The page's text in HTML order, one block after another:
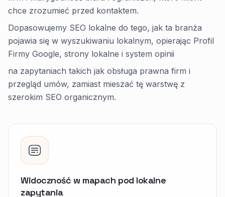
chce zrozumieć przed kontaktem.
Dopasowujemy SEO lokalne do tego, jak ta branża
pojawia się w wyszukiwaniu lokalnym, opierając Profil
Firmy Google, strony lokalne i system opinii
na zapytaniach takich jak obsługa prawna firm i
przegląd umów, zamiast mieszać tę warstwę z
szerokim SEO organicznym.
Widoczność w mapach pod lokalne
zapytania